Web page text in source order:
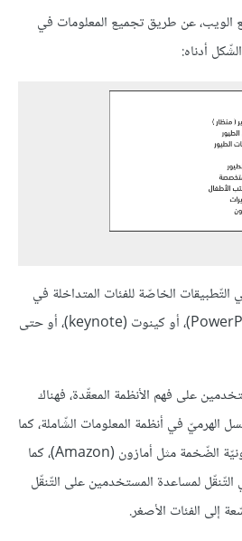
الويب، عن طريق تجميع المعلومات في
أدناه:
الخاصّة للفئات المتداخلة في
على فهم الأنظمة المعقّدة، فهناك
الهرميّ في أنظمة المعلومات الشّاملة، كما
هو الحال في المتاجر الإلكترونيّة الضّخمة مثل أمازون (Amazon)، كما
لمساعدة المستخدمين على التّنقّل
إلى الفئات الأصغر.